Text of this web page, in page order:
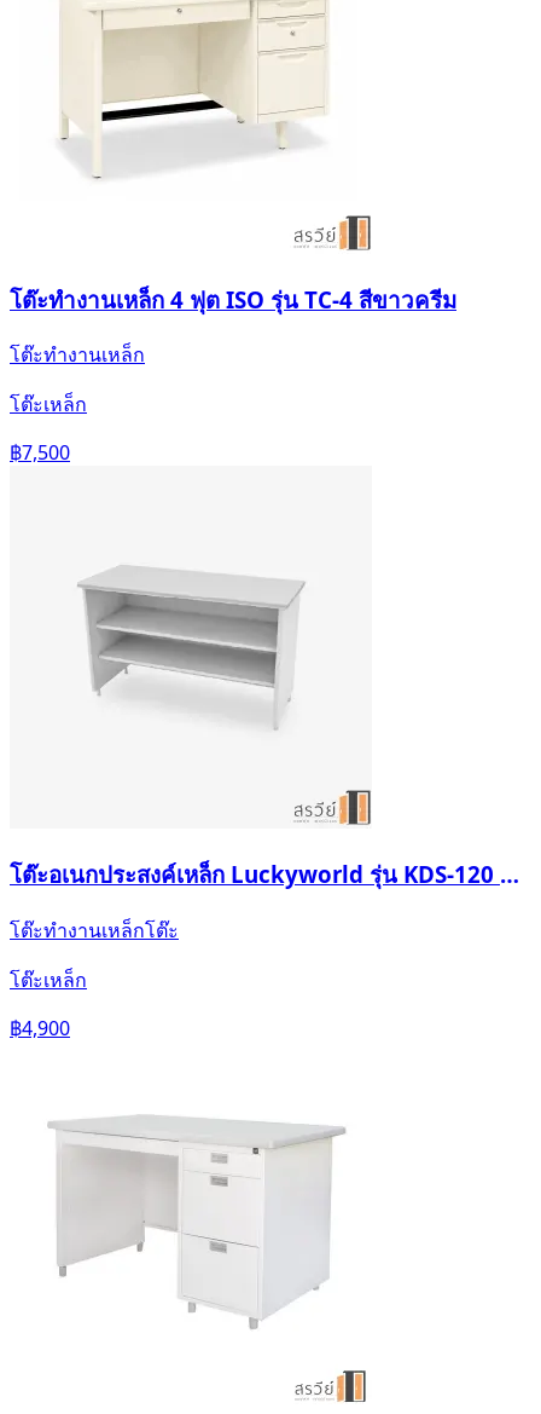
โต๊ะทำงานเหล็ก 4 ฟุต ISO รุ่น TC-4 สีขาวครีม
โต๊ะทำงานเหล็ก
โต๊ะเหล็ก
฿7,500
โต๊ะอเนกประสงค์เหล็ก Luckyworld รุ่น KDS-120 สี
โต๊ะทำงานเหล็กโต๊ะ
โต๊ะเหล็ก
฿4,900